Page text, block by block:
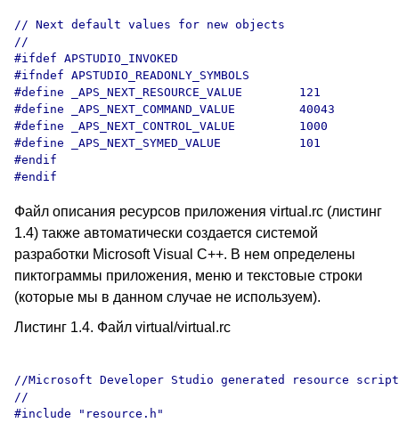
// Next default values for new objects
//
#ifdef APSTUDIO_INVOKED
#ifndef APSTUDIO_READONLY_SYMBOLS
#define _APS_NEXT_RESOURCE_VALUE        121
#define _APS_NEXT_COMMAND_VALUE         40043
#define _APS_NEXT_CONTROL_VALUE         1000
#define _APS_NEXT_SYMED_VALUE           101
#endif
Файл описания ресурсов приложения virtual.rc (листинг
1.4) также автоматически создается системой
разработки Microsoft Visual C++. В нем определены
пиктограммы приложения, меню и текстовые строки
(которые мы в данном случае не используем).
Листинг 1.4. Файл virtual/virtual.rc
//Microsoft Developer Studio generated resource
//
#include "resource.h"